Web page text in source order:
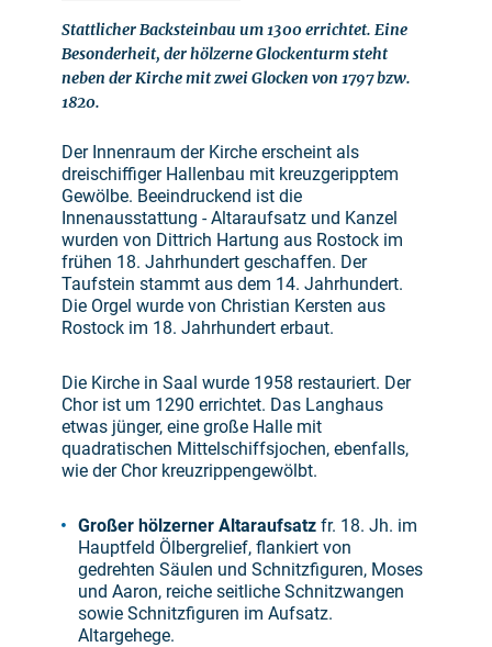
Stattlicher Backsteinbau um 1300 errichtet. Eine
Besonderheit, der hölzerne Glockenturm steht
neben der Kirche mit zwei Glocken von 1797 bzw.
1820.
Der Innenraum der Kirche erscheint als
dreischiffiger Hallenbau mit kreuzgeripptem
Gewölbe. Beeindruckend ist die
Innenausstattung - Altaraufsatz und Kanzel
wurden von Dittrich Hartung aus Rostock im
frühen 18. Jahrhundert geschaffen. Der
Taufstein stammt aus dem 14. Jahrhundert.
Die Orgel wurde von Christian Kersten aus
Rostock im 18. Jahrhundert erbaut.
Die Kirche in Saal wurde 1958 restauriert. Der
Chor ist um 1290 errichtet. Das Langhaus
etwas jünger, eine große Halle mit
quadratischen Mittelschiffsjochen, ebenfalls,
wie der Chor kreuzrippengewölbt.
Großer hölzerner Altaraufsatz fr. 18. Jh. im
Hauptfeld Ölbergrelief, flankiert von
gedrehten Säulen und Schnitzfiguren, Moses
und Aaron, reiche seitliche Schnitzwangen
sowie Schnitzfiguren im Aufsatz.
Altargehege.